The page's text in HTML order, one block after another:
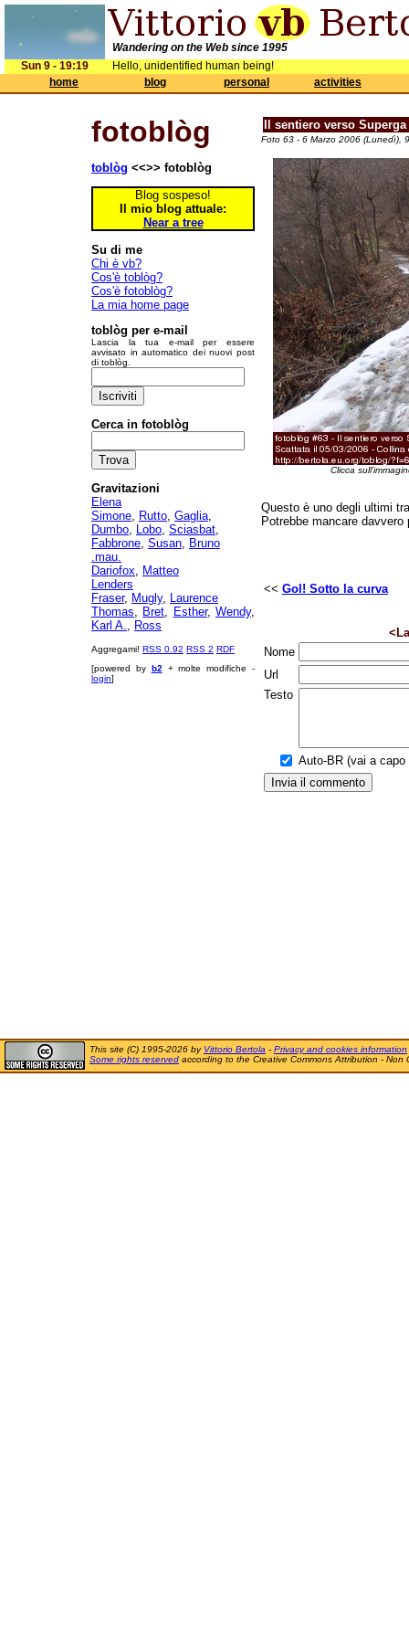
Wandering on the Web since 1995
Sun 9 - 19:19
Hello, unidentified human being!
home
blog personal activities
fotoblòg
toblòg <<>> fotoblòg
Blog sospeso!
Il mio blog attuale:
Near a tree
Su di me
Chi è vb?
Cos'è toblòg?
Cos'è fotoblòg?
La mia home page
toblòg per e-mail
Lascia la tua e-mail per essere
avvisato in automatico dei nuovi post
di toblòg.
Cerca in fotoblòg
Gravitazioni
Elena
Simone, Rutto, Gaglia,
Dumbo, Lobo, Sciasbat,
Fabbrone, Susan, Bruno
.mau.
Dariofox, Matteo
Lenders
Fraser, Mugly, Laurence
Thomas, Bret, Esther,Wendy,
Karl A., Ross
Aggregami! RSS 0.92 RSS 2 RDF
[powered by b2 + molte modifiche -
login]
Il sentiero verso Superga
Foto 63 - 6 Marzo 2006 (Lunedì),
Clicca
Questo è uno degli ultimi
Potrebbe mancare davvero
<< Gol! Sotto la curva
Nome
Url
Testo
Auto-BR (vai a capo
This site (C) 1995-2026 by Vittorio Bertola - Privacy and cookies information
Some rights reserved according to the Creative Commons Attribution - Non